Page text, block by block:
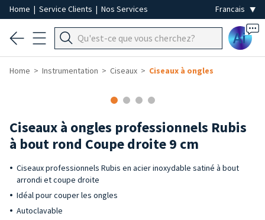
Home | Service Clients | Nos Services
Ai
Home Instrumentation Ciseaux Ciseaux à ongles
Ciseaux à ongles professionnels Rubis
à bout rond Coupe droite 9 cm
Ciseaux professionnels Rubis en acier inoxydable satiné à bout
arrondi et coupe droite
Idéal pour couper les ongles
Autoclavable